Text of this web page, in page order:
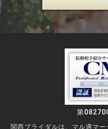
第
関西ブライダルは、マル適マ